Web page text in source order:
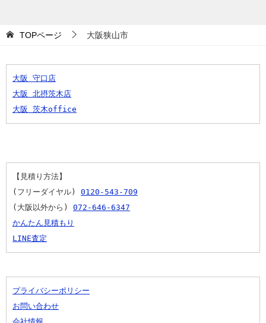
TOPページ 大阪狭山市
大阪 守口店
大阪 北摂茨木店
大阪 茨木office
【見積り方法】
(フリーダイヤル) 0120-543-709
(大阪以外から) 072-646-6347
かんたん見積もり
LINE査定
プライバシーポリシー
お問い合わせ